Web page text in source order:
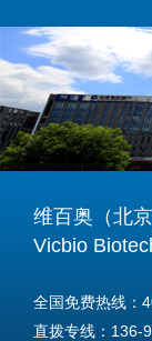
维百奥（北
Vicbio
全国免费热线：
直拨专线：136-